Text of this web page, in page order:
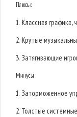
Плюсы:
1. Классная графика,
2. Крутые
3. Затягивающие
Минусы:
1. Заторможенное
2. Толстые